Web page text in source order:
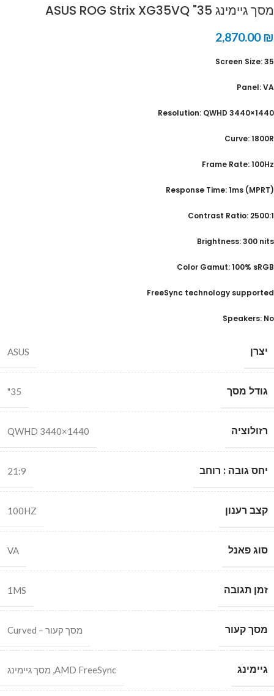
מסך גיימינג 35" ASUS ROG Strix XG35VQ
2,870.00₪
Screen Size: 35
Panel: VA
Resolution: QWHD 3440×1440
Curve: 1800R
Frame Rate: 100Hz
(Response Time: 1ms (MPRT
Contrast Ratio: 2500:1
Brightness: 300 nits
Color Gamut: 100% sRGB
FreeSync technology supported
Speakers: No
יצרן ASUS
גודל מסך 35"
רזולוציה QWHD 3440×1440
יחס גובה : רוחב 21:9
קצב רענון 100HZ
סוג פאנל VA
זמן תגובה 1MS
מסך קעור מסך קעור – Curved
גיימינג AMD FreeSync
, מסך גיימינג